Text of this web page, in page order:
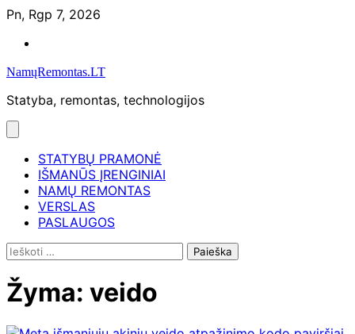
Skip
content
Pn, Rgp 7, 2026
NamųRemontas.LT
Statyba, remontas, technologijos
STATYBŲ PRAMONĖ
IŠMANŪS ĮRENGINIAI
NAMŲ REMONTAS
VERSLAS
PASLAUGOS
Ieškoti:
Žyma: veido